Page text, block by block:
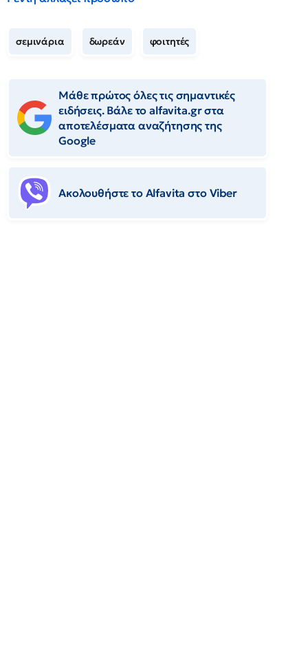
σεμινάρια δωρεάν φοιτητές
Μάθε πρώτος όλες τις σημαντικές
ειδήσεις. Βάλε το alfavita.gr στα
αποτελέσματα αναζήτησης της
Google
Ακολουθήστε το Αlfavita στο Viber